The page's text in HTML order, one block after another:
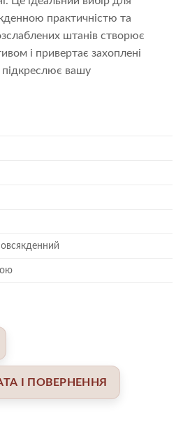
практичністю та
штанів створює
і привертає захоплені
підкреслює вашу
І ПОВЕРНЕННЯ